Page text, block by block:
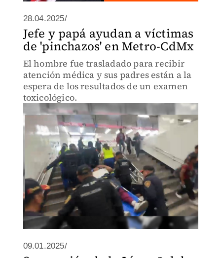
28.04.2025/
Jefe y papá ayudan a víctimas
de 'pinchazos' en Metro-CdMx
El hombre fue trasladado para recibir
atención médica y sus padres están a la
espera de los resultados de un examen
toxicológico.
09.01.2025/